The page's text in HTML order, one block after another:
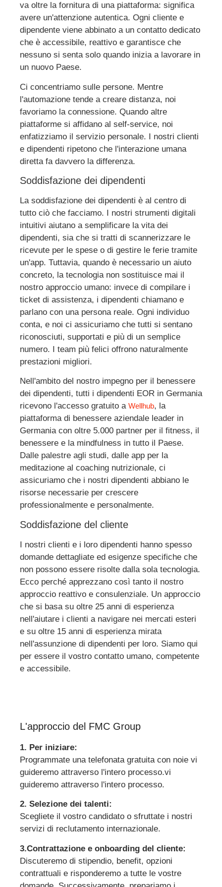
va oltre la fornitura di una piattaforma: significa
avere un'attenzione autentica. Ogni cliente e
dipendente viene abbinato a un contatto dedicato
che è accessibile, reattivo e garantisce che
nessuno si senta solo quando inizia a lavorare in
un nuovo Paese.
Ci concentriamo sulle persone. Mentre
l'automazione tende a creare distanza, noi
favoriamo la connessione. Quando altre
piattaforme si affidano al self-service, noi
enfatizziamo il servizio personale. I nostri clienti
e dipendenti ripetono che l'interazione umana
diretta fa davvero la differenza.
Soddisfazione dei dipendenti
La soddisfazione dei dipendenti è al centro di
tutto ciò che facciamo. I nostri strumenti digitali
intuitivi aiutano a semplificare la vita dei
dipendenti, sia che si tratti di scannerizzare le
ricevute per le spese o di gestire le ferie tramite
un'app. Tuttavia, quando è necessario un aiuto
concreto, la tecnologia non sostituisce mai il
nostro approccio umano: invece di compilare i
ticket di assistenza, i dipendenti chiamano e
parlano con una persona reale. Ogni individuo
conta, e noi ci assicuriamo che tutti si sentano
riconosciuti, supportati e più di un semplice
numero. I team più felici offrono naturalmente
prestazioni migliori.
Nell'ambito del nostro impegno per il benessere
dei dipendenti, tutti i dipendenti EOR in Germania
ricevono l'accesso gratuito a Wellhub, la
piattaforma di benessere aziendale leader in
Germania con oltre 5.000 partner per il fitness, il
benessere e la mindfulness in tutto il Paese.
Dalle palestre agli studi, dalle app per la
meditazione al coaching nutrizionale, ci
assicuriamo che i nostri dipendenti abbiano le
risorse necessarie per crescere
professionalmente e personalmente.
Soddisfazione del cliente
I nostri clienti e i loro dipendenti hanno spesso
domande dettagliate ed esigenze specifiche che
non possono essere risolte dalla sola tecnologia.
Ecco perché apprezzano così tanto il nostro
approccio reattivo e consulenziale. Un approccio
che si basa su oltre 25 anni di esperienza
nell'aiutare i clienti a navigare nei mercati esteri
e su oltre 15 anni di esperienza mirata
nell'assunzione di dipendenti per loro. Siamo qui
per essere il vostro contatto umano, competente
e accessibile.
L'approccio del FMC Group
1. Per iniziare:
Programmate una telefonata gratuita con noie vi
guideremo attraverso l'intero processo.vi
guideremo attraverso l'intero processo.
2. Selezione dei talenti:
Scegliete il vostro candidato o sfruttate i nostri
servizi di reclutamento internazionale.
3.Contrattazione e onboarding del cliente:
Discuteremo di stipendio, benefit, opzioni
contrattuali e risponderemo a tutte le vostre